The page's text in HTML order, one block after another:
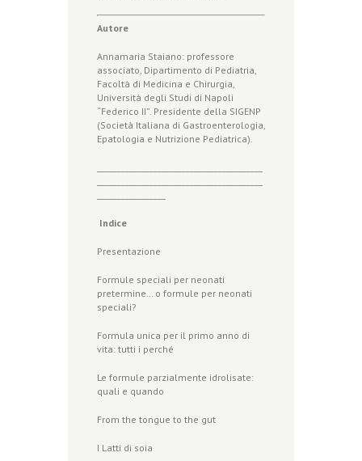
Autore
Annamaria Staiano: professore
associato, Dipartimento di Pediatria,
Facoltà di Medicina e Chirurgia,
Università degli Studi di Napoli
“Federico II”. Presidente della SIGENP
(Società Italiana di Gastroenterologia,
Epatologia e Nutrizione Pediatrica).
Indice
Presentazione
Formule speciali per neonati
pretermine… o formule per neonati
speciali?
Formula unica per il primo anno di
vita: tutti i perché
Le formule parzialmente idrolisate:
quali e quando
From the tongue to the gut
I Latti di soia